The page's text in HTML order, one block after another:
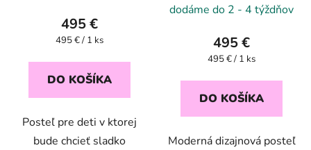
495 €
Jednotková
495 € / 1 ks
DO KOŠÍKA
Posteľ pre deti v ktorej
bude chcieť sladko
dodáme do 2 - 4 týždňov
495 €
Jednotková
495 € / 1 ks
DO KOŠÍKA
Moderná dizajnová posteľ